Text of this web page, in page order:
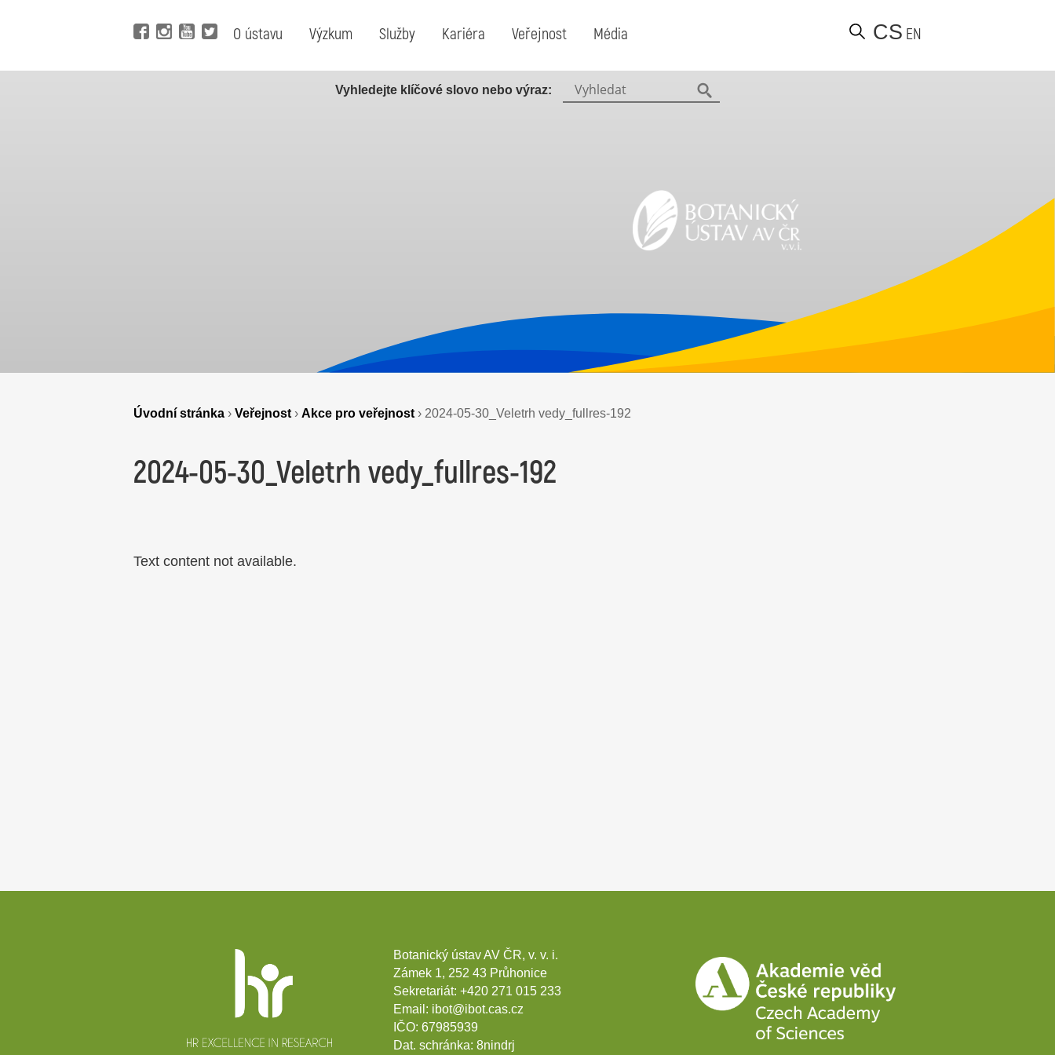
O ústavu Výzkum Služby Kariéra Veřejnost Média CS EN
Vyhledejte klíčové slovo nebo výraz: Vyhledat:
Hledat
Úvodní stránka › Veřejnost › Akce pro veřejnost › 2024-05-30_Veletrh vedy_fullres-192
2024-05-30_Veletrh vedy_fullres-192
Text content not available.
Botanický ústav AV ČR, v. v. i.
Zámek 1, 252 43 Průhonice
Sekretariát:+420 271 015 233
Email: ibot@ibot.cas.cz
IČO:67985939
Dat. schránka:8nindrj